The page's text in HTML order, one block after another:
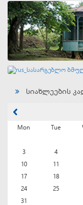
სიახლეების
Mon
Tue
3
4
10
11
17
18
24
25
31